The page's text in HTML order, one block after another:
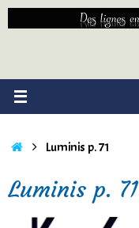
Passer
AccueilLuminis p. 71
Luminis p. 71